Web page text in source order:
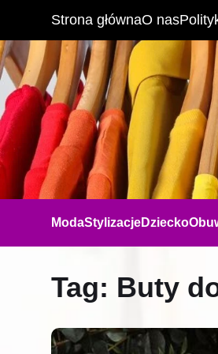
Strona głównaO nas
ModaStylizacjeDziecko
Tag: Buty